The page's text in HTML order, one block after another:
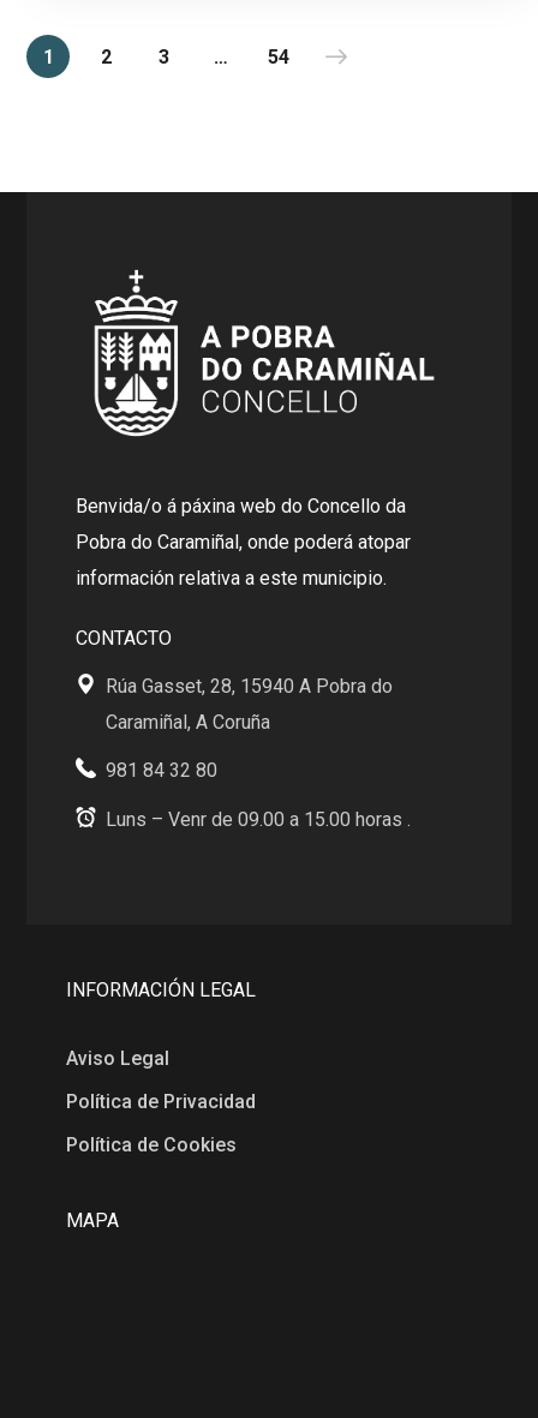
1 2 3 … 54
Benvida/o á páxina web do Concello da
Pobra do Caramiñal, onde poderá atopar
información relativa a este municipio.
CONTACTO
Rúa Gasset, 28, 15940 A Pobra do
Caramiñal, A Coruña
981 84 32 80
Luns – Venr de 09.00 a 15.00 horas .
INFORMACIÓN LEGAL
Aviso Legal
Política de Privacidad
Política de Cookies
MAPA